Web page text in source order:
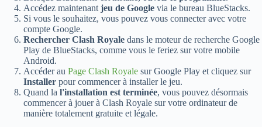
Accédez maintenantjeu de Google via le bureau BlueStacks.
Si vous le souhaitez, vous pouvez vous connecter avec votre
compte Google.
Rechercher Clash Royale dans le moteur de recherche Google
Play de BlueStacks, comme vous le feriez sur votre mobile
Android.
Accéder au Page Clash Royale sur Google Play et cliquez sur
Installer pour commencer à installer le jeu.
Quand la l'installation est terminée, vous pouvez désormais
commencer à jouer à Clash Royale sur votre ordinateur de
manière totalement gratuite et légale.